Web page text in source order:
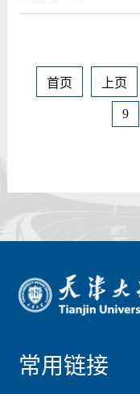
首页 上页
9
常用链接